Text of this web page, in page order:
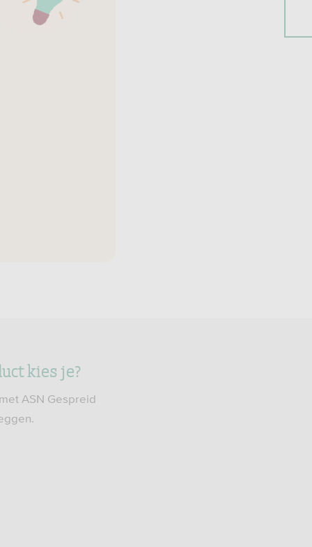
kies je?
ASN Gespreid